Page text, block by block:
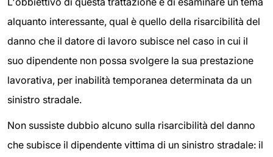
alquanto interessante, qual è quello della risarcibilità del
danno che il datore di lavoro subisce nel caso in cui il
suo dipendente non possa svolgere la sua prestazione
lavorativa, per inabilità temporanea determinata da un
sinistro stradale.
Non sussiste dubbio alcuno sulla risarcibilità del danno
che subisce il dipendente vittima di un sinistro stradale: il